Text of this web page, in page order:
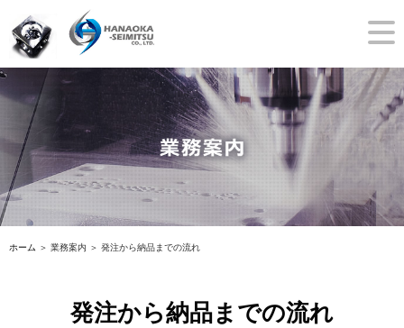
ホーム ＞ 業務案内 ＞ 発注から納品までの流れ
発注から納品までの流れ